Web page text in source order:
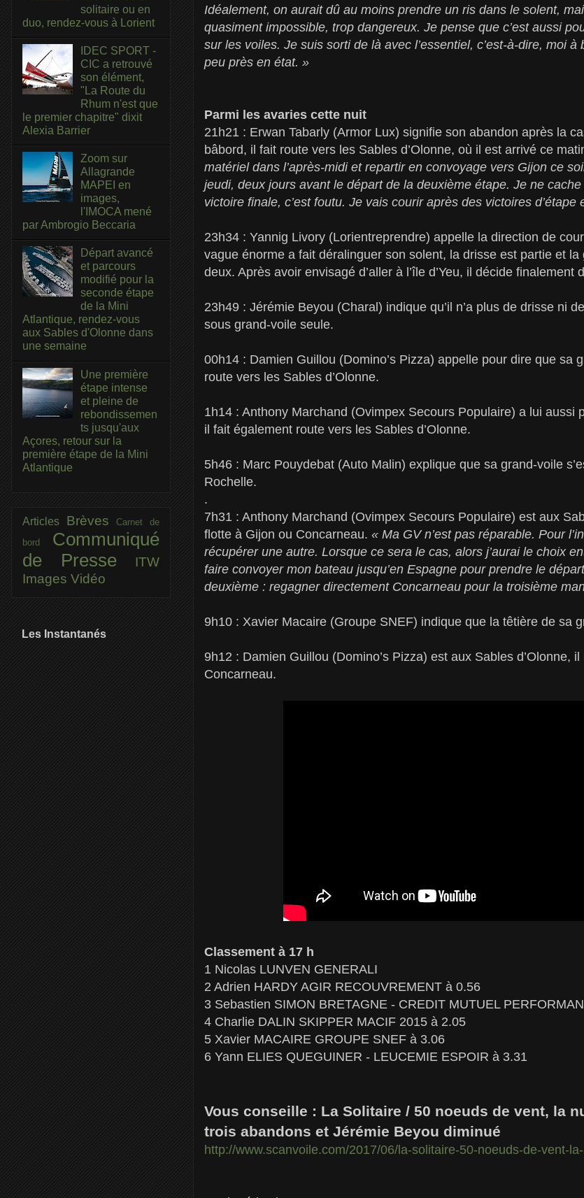
Idéalement, on aurait dû au moins prendre un ris dans le solent,
quasiment impossible, trop dangereux. Je pense que c’est aussi
sur les voiles. Je suis sorti de là avec l’essentiel, c’est-à-dire, moi à
peu près en état. »
Parmi les avaries cette nuit
21h21 : Erwan Tabarly (Armor Lux) signifie son abandon après la
bâbord, il fait route vers les Sables d’Olonne, où il est arrivé ce
matériel dans l’après-midi et repartir en convoyage vers Gijon ce
jeudi, deux jours avant le départ de la deuxième étape. Je ne
victoire finale, c’est foutu. Je vais courir après des victoires d’étape
23h34 : Yannig Livory (Lorientreprendre) appelle la direction de
vague énorme a fait déralinguer son solent, la drisse est partie et la
deux. Après avoir envisagé d’aller à l’île d’Yeu, il décide finalement
23h49 : Jérémie Beyou (Charal) indique qu’il n’a plus de drisse ni
sous grand-voile seule.
00h14 : Damien Guillou (Domino’s Pizza) appelle pour dire que sa
route vers les Sables d’Olonne.
1h14 : Anthony Marchand (Ovimpex Secours Populaire) a lui aussi
il fait également route vers les Sables d’Olonne.
5h46 : Marc Pouydebat (Auto Malin) explique que sa grand-voile
Rochelle.
.
7h31 : Anthony Marchand (Ovimpex Secours Populaire) est aux
flotte à Gijon ou Concarneau. « Ma GV n’est pas réparable. Pour
récupérer une autre. Lorsque ce sera le cas, alors j’aurai le choix
faire convoyer mon bateau jusqu’en Espagne pour prendre le
deuxième : regagner directement Concarneau pour la troisième
9h10 : Xavier Macaire (Groupe SNEF) indique que la têtière de sa
9h12 : Damien Guillou (Domino’s Pizza) est aux Sables d’Olonne,
Concarneau.
Classement à 17 h
1 Nicolas LUNVEN GENERALI
2 Adrien HARDY AGIR RECOUVREMENT à 0.56
3 Sebastien SIMON BRETAGNE - CREDIT MUTUEL
4 Charlie DALIN SKIPPER MACIF 2015 à 2.05
5 Xavier MACAIRE GROUPE SNEF à 3.06
6 Yann ELIES QUEGUINER - LEUCEMIE ESPOIR à 3.31
Vous conseille : La Solitaire / 50 noeuds de vent, la
trois abandons et Jérémie Beyou diminué
http://www.scanvoile.com/2017/06/la-solitaire-50-noeuds-de-vent-
solitaire ou en
duo, rendez-vous à Lorient
IDEC SPORT -
CIC a retrouvé
son élément,
"La Route du
Rhum n'est que
le premier chapitre" dixit
Alexia Barrier
Zoom sur
Allagrande
MAPEI en
images,
l'IMOCA mené
par Ambrogio Beccaria
Départ avancé
et parcours
modifié pour la
seconde étape
de la Mini
Atlantique, rendez-vous
aux Sables d'Olonne dans
une semaine
Une première
étape intense
et pleine de
rebondissemen
ts jusqu'aux
Açores, retour sur la
première étape de la Mini
Atlantique
Articles BrèvesCarnet de
bord Communiqué
de Presse
ITW
Images Vidéo
Les Instantanés